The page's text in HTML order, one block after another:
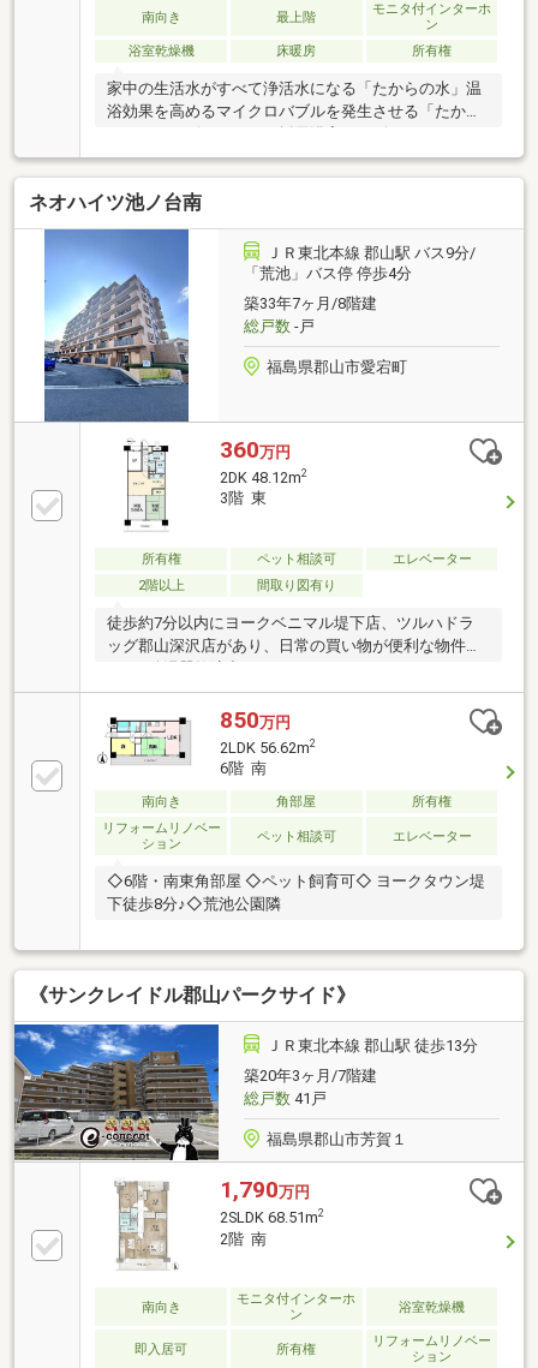
南向き 最上階
モニタ付インターホ
ン
浴室乾燥機
床暖房 所有権
家中の生活水がすべて浄活水になる「たからの水」温
浴効果を高めるマイクロバブルを発生させる「たから
ザーなど充実の住宅設備が付いていますペット飼育可
（細則にて制限有）
ネオハイツ池ノ台南
ＪＲ東北本線 郡山駅 バス9分/
「荒池」バス停 停歩4分
築33年7ヶ月/8階建
総戸数-戸
福島県郡山市愛宕町
360万円
2DK 48.12m2
3階 東
所有権 ペット相談可
エレベーター
2階以上
間取り図有り
徒歩約7分以内にヨークベニマル堤下店、ツルハドラ
ッグ郡山深沢店があり、日常の買い物が便利な物件で
850万円
2LDK 56.62m2
6階 南
南向き 角部屋
所有権
リフォームリノベー
ション
ペット相談可 エレベーター
◇6階・南東角部屋 ◇ペット飼育可◇ ヨークタウン堤
下徒歩8分♪◇荒池公園隣
《サンクレイドル郡山パークサイド》
ＪＲ東北本線 郡山駅 徒歩13分
築20年3ヶ月/7階建
総戸数41戸
福島県郡山市芳賀１
1,790万円
2SLDK 68.51m2
2階 南
南向き
モニタ付インターホ
ン
浴室乾燥機
即入居可 所有権
リフォームリノベー
ション